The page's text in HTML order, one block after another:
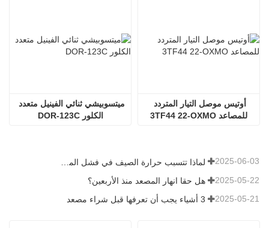
الكلور DOR-123C
للمصاعد 3TF44 22-OXMO
2025-06-03
هل حقا انهار المصعد منذ الأربعين؟ 2025-05-22
3 أشياء يجب أن تعرفها قبل شراء مصعد 2025-05-21